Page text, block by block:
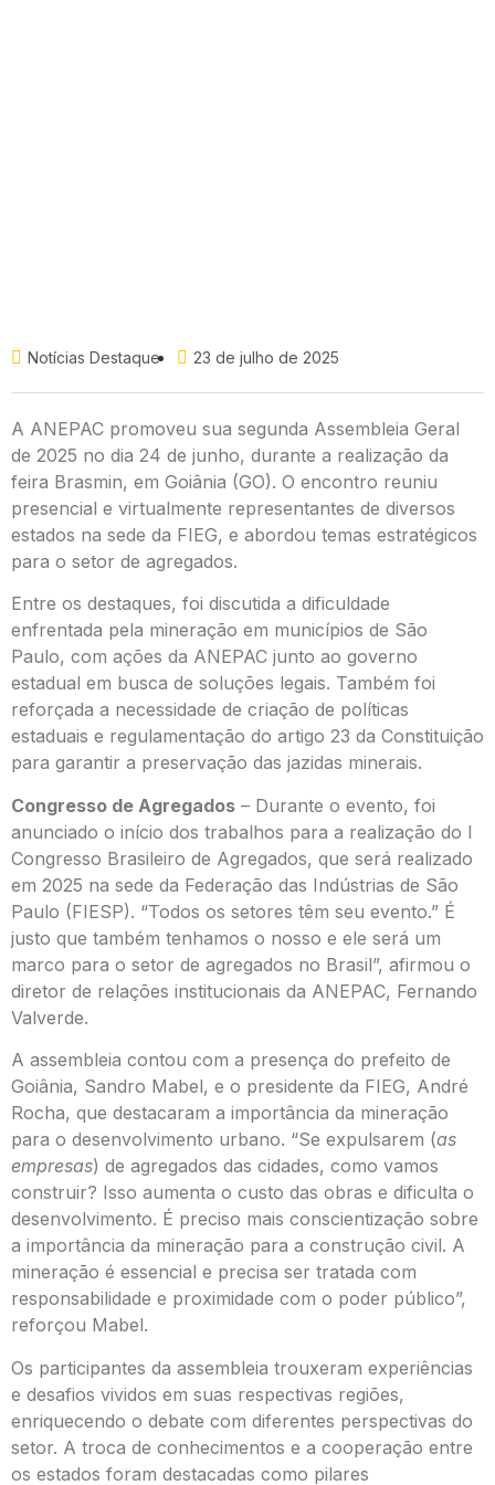
Notícias Destaque 23 de julho de 2025
A ANEPAC promoveu sua segunda Assembleia Geral
de 2025 no dia 24 de junho, durante a realização da
feira Brasmin, em Goiânia (GO). O encontro reuniu
presencial e virtualmente representantes de diversos
estados na sede da FIEG, e abordou temas estratégicos
para o setor de agregados.
Entre os destaques, foi discutida a dificuldade
enfrentada pela mineração em municípios de São
Paulo, com ações da ANEPAC junto ao governo
estadual em busca de soluções legais. Também foi
reforçada a necessidade de criação de políticas
estaduais e regulamentação do artigo 23 da Constituição
para garantir a preservação das jazidas minerais.
Congresso de Agregados – Durante o evento, foi
anunciado o início dos trabalhos para a realização do I
Congresso Brasileiro de Agregados, que será realizado
em 2025 na sede da Federação das Indústrias de São
Paulo (FIESP). “Todos os setores têm seu evento.” É
justo que também tenhamos o nosso e ele será um
marco para o setor de agregados no Brasil”, afirmou o
diretor de relações institucionais da ANEPAC, Fernando
Valverde.
A assembleia contou com a presença do prefeito de
Goiânia, Sandro Mabel, e o presidente da FIEG, André
Rocha, que destacaram a importância da mineração
para o desenvolvimento urbano. “Se expulsarem (as
empresas) de agregados das cidades, como vamos
construir? Isso aumenta o custo das obras e dificulta o
desenvolvimento. É preciso mais conscientização sobre
a importância da mineração para a construção civil. A
mineração é essencial e precisa ser tratada com
responsabilidade e proximidade com o poder público”,
reforçou Mabel.
Os participantes da assembleia trouxeram experiências
e desafios vividos em suas respectivas regiões,
enriquecendo o debate com diferentes perspectivas do
setor. A troca de conhecimentos e a cooperação entre
os estados foram destacadas como pilares